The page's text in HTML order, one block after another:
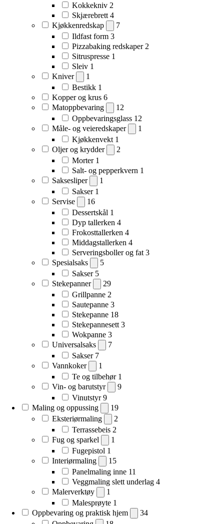
Kokkekniv 2
Skjærebrett 4
Kjøkkenredskap
7
Ildfast form 3
Pizzabaking redskaper 2
Sitruspresse 1
Sleiv 1
Kniver
1
Bestikk 1
Kopper og krus 6
Matoppbevaring
12
Oppbevaringsglass 12
Måle- og veieredskaper
1
Kjøkkenvekt 1
Oljer og krydder
2
Morter 1
Salt- og pepperkvern 1
Saksesliper
1
Sakser 1
Servise
16
Dessertskål 1
Dyp tallerken 4
Frokosttallerken 4
Middagstallerken 4
Serveringsboller og fat 3
Spesialsaks
5
Sakser 5
Stekepanner
29
Grillpanne 2
Sautepanne 3
Stekepanne 18
Stekepannesett 3
Wokpanne 3
Universalsaks
7
Sakser 7
Vannkoker
1
Te og tilbehør 1
Vin- og barutstyr
9
Vinutstyr 9
Maling og oppussing
19
Eksteriørmaling
2
Terrassebeis 2
Fug og sparkel
1
Fugepistol 1
Interiørmaling
15
Panelmaling inne 11
Veggmaling slett underlag 4
Malerverktøy
1
Malesprøyte 1
Oppbevaring og praktisk hjem
34